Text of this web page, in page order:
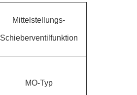
Mittelstellungs-
Schieberventilfunktion
MO-Typ